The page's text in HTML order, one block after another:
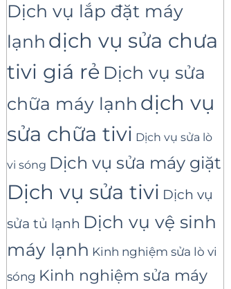
Dịch vụ lắp đặt máy
lạnh dịch vụ sửa chưa
tivi giá rẻ Dịch vụ sửa
chữa máy lạnh dịch vụ
sửa chữa tivi Dịch vụ sửa lò
vi sóng Dịch vụ sửa máy giặt
Dịch vụ sửa tivi Dịch vụ
sửa tủ lạnh Dịch vụ vệ sinh
máy lạnh Kinh nghiệm sửa lò vi
sóng Kinh nghiệm sửa máy